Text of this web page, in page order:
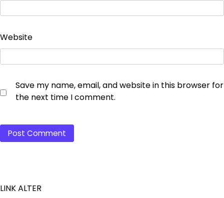
Website
Save my name, email, and website in this browser for
the next time I comment.
LINK ALTER